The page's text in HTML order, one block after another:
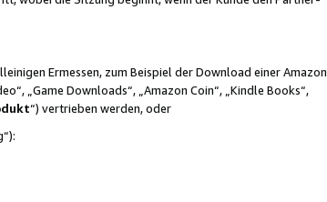
Ermessen, zum Beispiel der Download einer Amazon
„Game Downloads“, „Amazon Coin“, „Kindle Books“,
“) vertrieben werden, oder